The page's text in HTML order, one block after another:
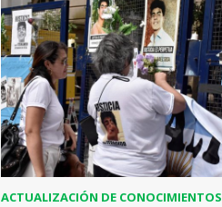
ACTUALIZACIÓN DE CONOCIMIENTOS